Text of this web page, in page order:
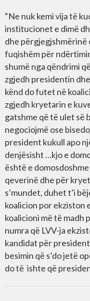
“Ne nuk kemi vija të
institucionet e dimë
dhe përgjegjshmërinë
fuqishëm për
shumë nga qëndrimi
zgjedh presidentin
kënd do futet në
zgjedh kryetarin e
gatshme që të ulet së
negociojmë ose
president kukull apo
denjësisht …kjo e
është e
qeverinë dhe për
s’mundet, duhet t’i
koalicion por ekziston
koalicioni më të madh
numra që LVV-ja
kandidat për
besimin që s’do jetë
do të ishte që